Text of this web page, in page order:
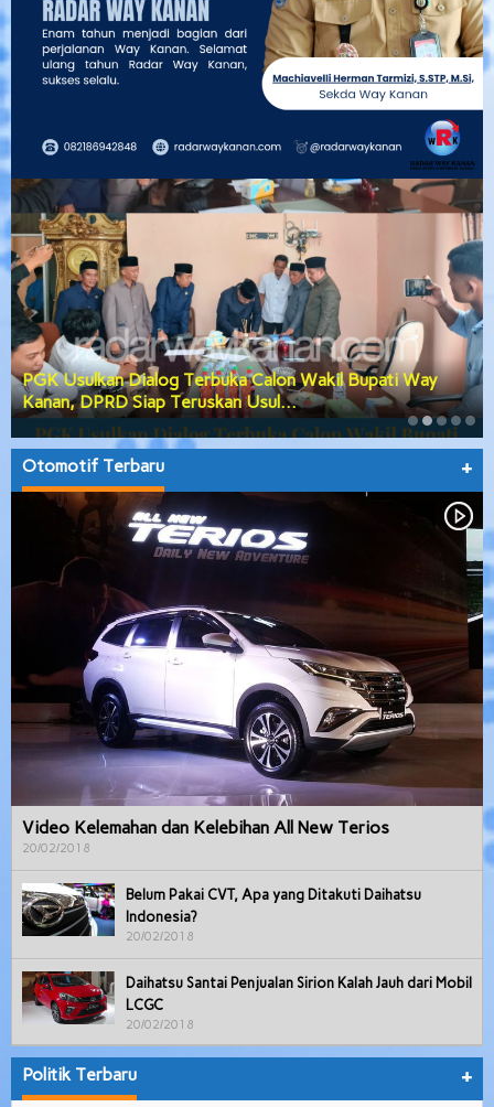
PGK Usulkan Dialog Terbuka Calon Wakil Bupati Way
Kanan, DPRD Siap Teruskan Usul…
Otomotif Terbaru +
Video Kelemahan dan Kelebihan All New Terios
20/02/2018
Belum Pakai CVT, Apa yang Ditakuti Daihatsu
Indonesia?
20/02/2018
Daihatsu Santai Penjualan Sirion Kalah Jauh dari Mobil
LCGC
20/02/2018
Politik Terbaru +